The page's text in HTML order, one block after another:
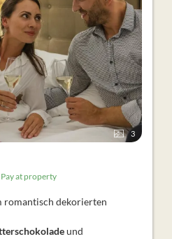
3
at property
romantisch dekorierten
und